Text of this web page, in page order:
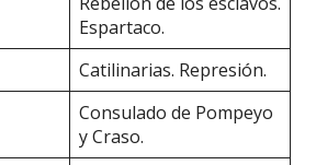
Espartaco.
Catilinarias. Represión.
Consulado de Pompeyo
y Craso.